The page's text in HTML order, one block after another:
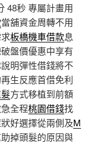
48秒 專屬計畫用
當舖資金周轉不用
板橋機車借款息
盤價優惠中享有
明彈性借錢將不
生反應首借免利
方式移植到前額
全程桃園借錢找
好選擇從兩側及M
掉頭髮的原因與